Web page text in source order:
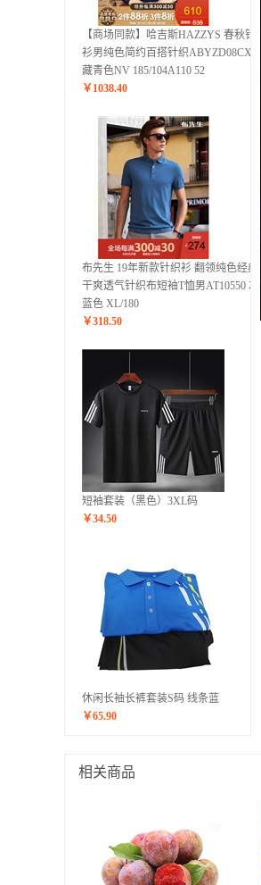
【商场同款】哈吉斯HAZZYS 春秋针织
衫男纯色简约百搭针织ABYZD08CX01
藏青色NV 185/104A110 52
￥ 1038.40
布先生 19年新款针织衫 翻领纯色经典
干爽透气针织布短袖T恤男AT10550 灰
蓝色 XL/180
￥318.50
短袖套装（黑色）3XL码
￥34.50
休闲长袖长裤套装S码 线条蓝
￥65.90
相关商品